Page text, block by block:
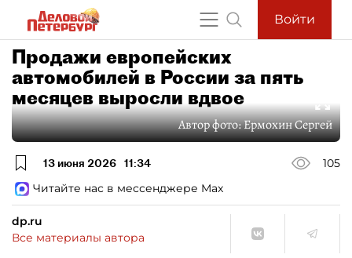
Войти
Продажи европейских
автомобилей в России за пять
месяцев выросли вдвое
Автор фото:Ермохин Сергей
13 июня 2026 11:34
105
Читайте нас в мессенджере Max
dp.ru
Все материалы автора